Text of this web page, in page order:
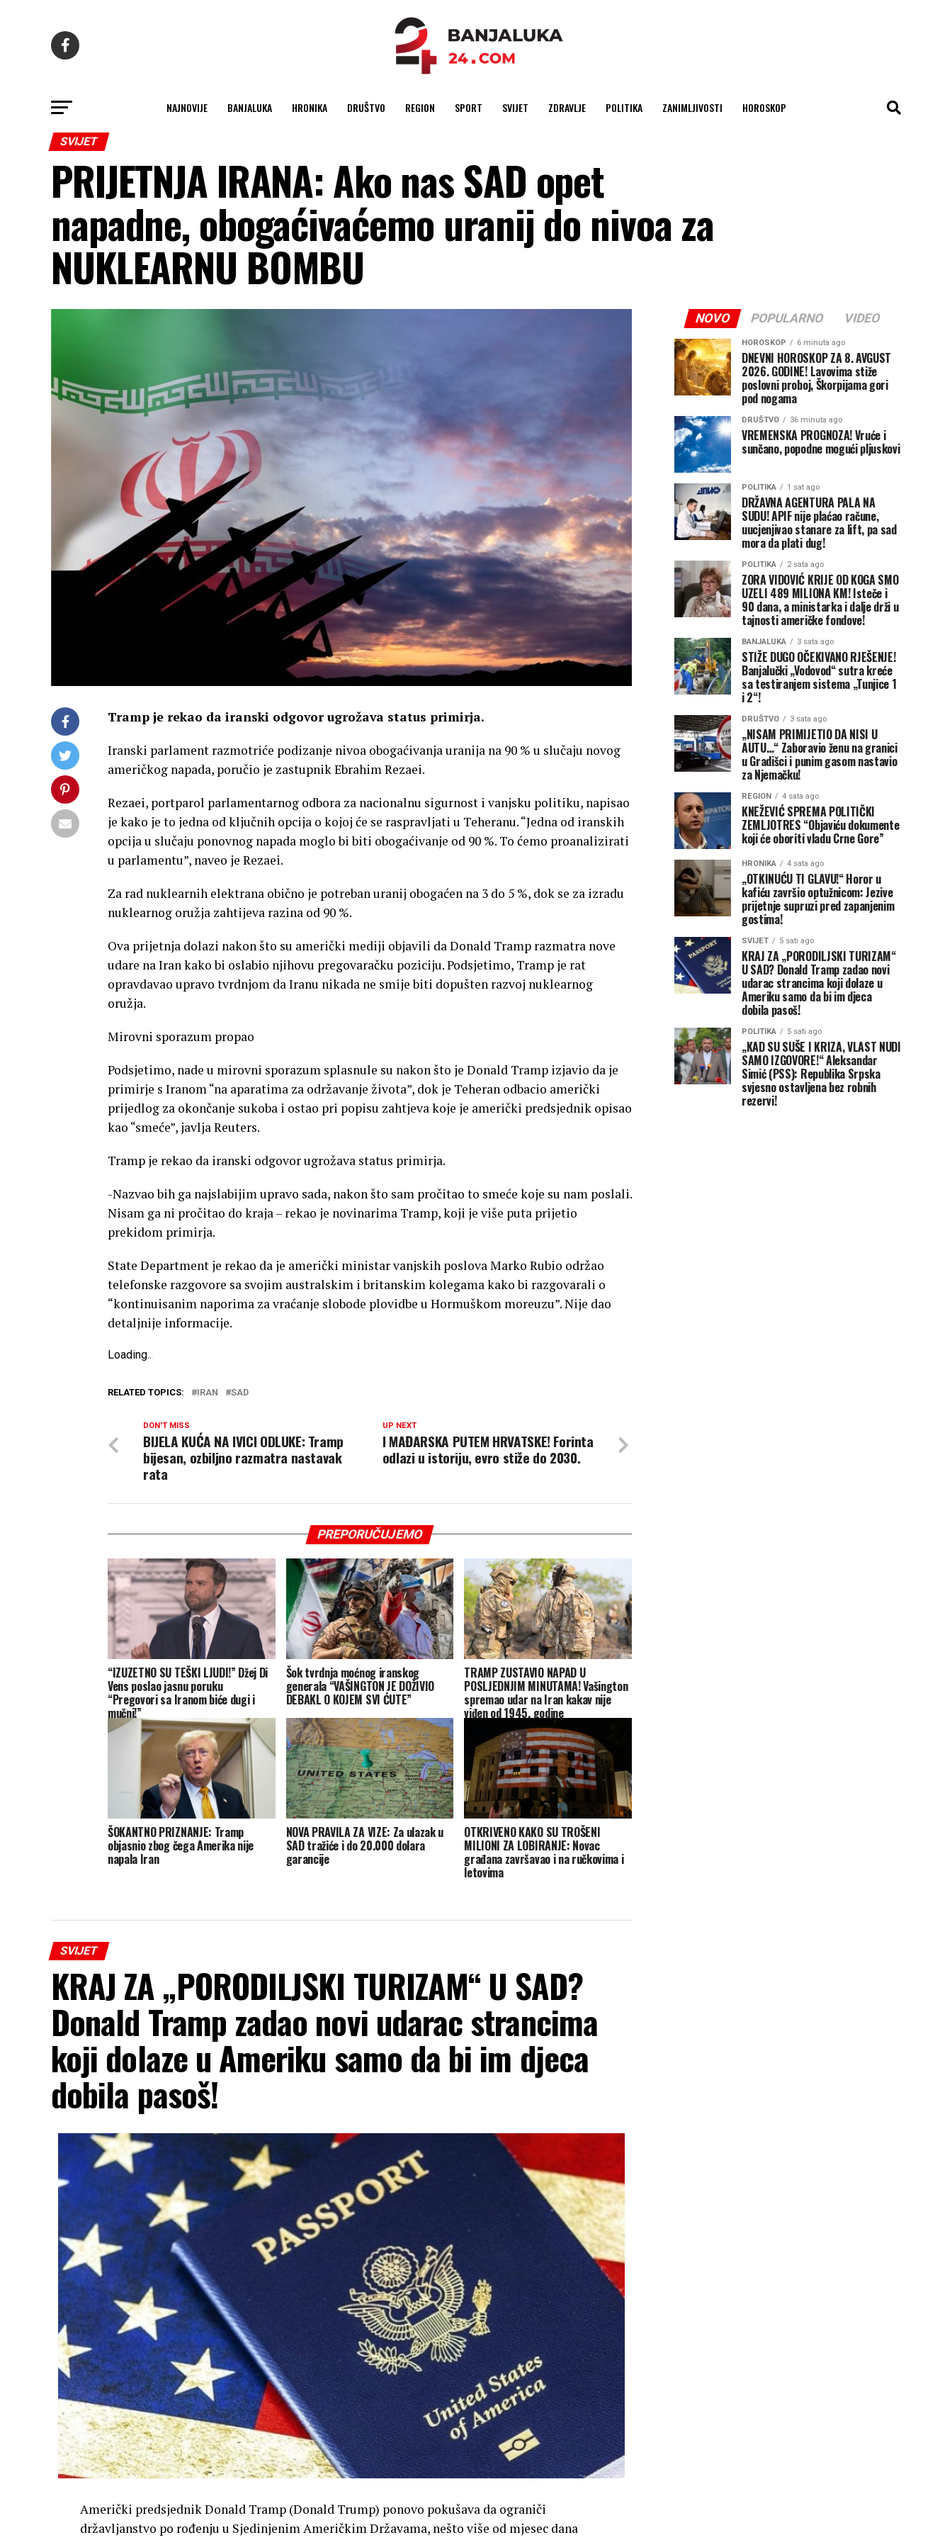
NAJNOVIJE BANJALUKA HRONIKA DRUŠTVO REGION SPORT SVIJET ZDRAVLJE POLITIKA ZANIMLJIVOSTI HOROSKOP
SVIJET
PRIJETNJA IRANA: Ako nas SAD opet
napadne, obogaćivaćemo uranij do nivoa za
NUKLEARNU BOMBU
Tramp je rekao da iranski odgovor ugrožava status primirja.
Iranski parlament razmotriće podizanje nivoa obogaćivanja uranija na 90 % u slučaju novog
američkog napada, poručio je zastupnik Ebrahim Rezaei.
Rezaei, portparol parlamentarnog odbora za nacionalnu sigurnost i vanjsku politiku, napisao
je kako je to jedna od ključnih opcija o kojoj će se raspravljati u Teheranu. “Jedna od iranskih
opcija u slučaju ponovnog napada moglo bi biti obogaćivanje od 90 %. To ćemo proanalizirati
u parlamentu”, naveo je Rezaei.
Za rad nuklearnih elektrana obično je potreban uranij obogaćen na 3 do 5 %, dok se za izradu
nuklearnog oružja zahtijeva razina od 90 %.
Ova prijetnja dolazi nakon što su američki mediji objavili da Donald Tramp razmatra nove
udare na Iran kako bi oslabio njihovu pregovaračku poziciju. Podsjetimo, Tramp je rat
opravdavao upravo tvrdnjom da Iranu nikada ne smije biti dopušten razvoj nuklearnog
oružja.
Mirovni sporazum propao
Podsjetimo, nade u mirovni sporazum splasnule su nakon što je Donald Tramp izjavio da je
primirje s Iranom “na aparatima za održavanje života”, dok je Teheran odbacio američki
prijedlog za okončanje sukoba i ostao pri popisu zahtjeva koje je američki predsjednik opisao
kao “smeće”, javlja Reuters.
Tramp je rekao da iranski odgovor ugrožava status primirja.
-Nazvao bih ga najslabijim upravo sada, nakon što sam pročitao to smeće koje su nam poslali.
Nisam ga ni pročitao do kraja – rekao je novinarima Tramp, koji je više puta prijetio
prekidom primirja.
State Department je rekao da je američki ministar vanjskih poslova Marko Rubio održao
telefonske razgovore sa svojim australskim i britanskim kolegama kako bi razgovarali o
“kontinuisanim naporima za vraćanje slobode plovidbe u Hormuškom moreuzu”. Nije dao
detaljnije informacije.
Loading..
RELATED TOPICS: IRAN SAD
UP NEXT
I MAĐARSKA PUTEM HRVATSKE! Forinta
odlazi u istoriju, evro stiže do 2030.
DON'T MISS
BIJELA KUĆA NA IVICI ODLUKE: Tramp
bijesan, ozbiljno razmatra nastavak
rata
PREPORUČUJEMO
“IZUZETNO SU TEŠKI LJUDI!” Džej Di
Vens poslao jasnu poruku
“Pregovori sa Iranom biće dugi i
mučni!”
Šok tvrdnja moćnog iranskog
generala “VAŠINGTON JE DOŽIVIO
DEBAKL O KOJEM SVI ĆUTE”
TRAMP ZUSTAVIO NAPAD U
POSLJEDNJIM MINUTAMA! Vašington
spremao udar na Iran kakav nije
viđen od 1945. godine
ŠOKANTNO PRIZNANJE: Tramp
objasnio zbog čega Amerika nije
napala Iran
NOVA PRAVILA ZA VIZE: Za ulazak u
SAD tražiće i do 20.000 dolara
garancije
OTKRIVENO KAKO SU TROŠENI
MILIONI ZA LOBIRANJE: Novac
građana završavao i na ručkovima i
letovima
SVIJET
KRAJ ZA „PORODILJSKI TURIZAM“ U SAD?
Donald Tramp zadao novi udarac strancima
koji dolaze u Ameriku samo da bi im djeca
dobila pasoš!
Američki predsjednik Donald Tramp (Donald Trump) ponovo pokušava da ograniči
državljanstvo po rođenju u Sjedinjenim Američkim Državama, nešto više od mjesec dana
NOVO POPULARNO VIDEO
HOROSKOP 6 minuta ago
DNEVNI HOROSKOP ZA 8. AVGUST
2026. GODINE! Lavovima stiže
poslovni proboj, Škorpijama gori
pod nogama
DRUŠTVO 36 minuta ago
VREMENSKA PROGNOZA! Vruće i
sunčano, popodne mogući pljuskovi
POLITIKA 1 sat ago
DRŽAVNA AGENTURA PALA NA
SUDU! APIF nije plaćao račune,
uucjenjivao stanare za lift, pa sad
mora da plati dug!
POLITIKA 2 sata ago
ZORA VIDOVIĆ KRIJE OD KOGA SMO
UZELI 489 MILIONA KM! Isteče i
90 dana, a ministarka i dalje drži u
tajnosti američke fondove!
BANJALUKA 3 sata ago
STIŽE DUGO OČEKIVANO RJEŠENJE!
Banjalučki „Vodovod“ sutra kreće
sa testiranjem sistema „Tunjice 1
i 2“!
DRUŠTVO 3 sata ago
„NISAM PRIMIJETIO DA NISI U
AUTU…“ Zaboravio ženu na granici
u Gradišci i punim gasom nastavio
za Njemačku!
REGION 4 sata ago
KNEŽEVIĆ SPREMA POLITIČKI
ZEMLJOTRES “Objaviću dokumente
koji će oboriti vladu Crne Gore”
HRONIKA 4 sata ago
„OTKINUĆU TI GLAVU!“ Horor u
kafiću završio optužnicom: Jezive
prijetnje supruzi pred zapanjenim
gostima!
SVIJET 5 sati ago
KRAJ ZA „PORODILJSKI TURIZAM“
U SAD? Donald Tramp zadao novi
udarac strancima koji dolaze u
Ameriku samo da bi im djeca
dobila pasoš!
POLITIKA 5 sati ago
„KAD SU SUŠE I KRIZA, VLAST NUDI
SAMO IZGOVORE!“ Aleksandar
Simić (PSS): Republika Srpska
svjesno ostavljena bez robnih
rezervi!